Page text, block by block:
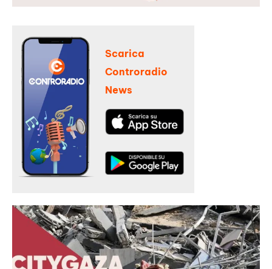
Scarica
Controradio
News